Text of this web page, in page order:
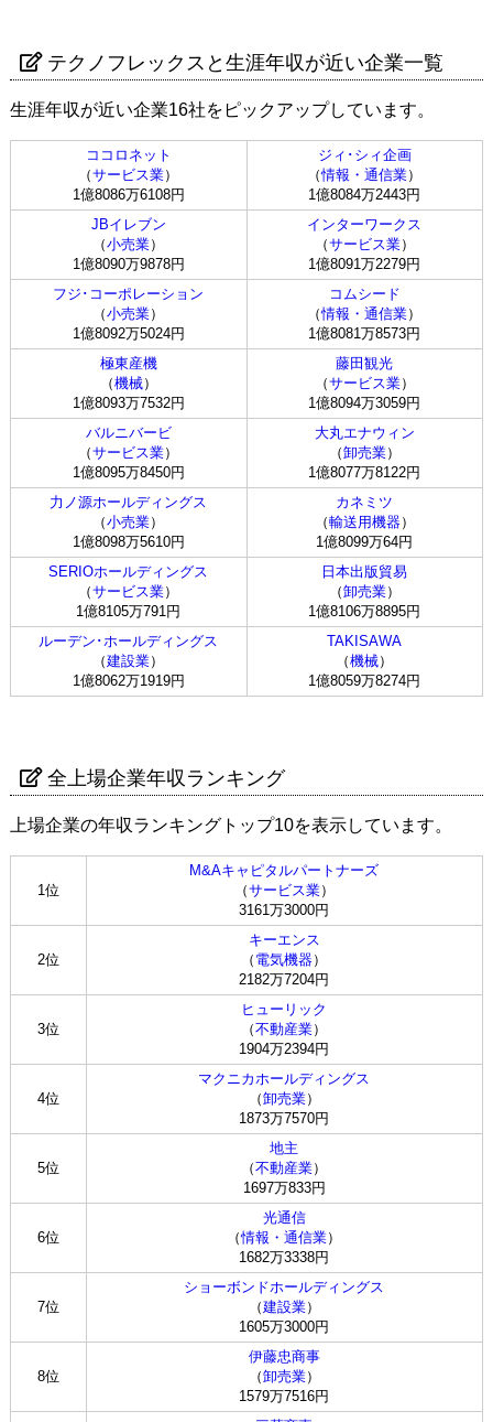
テクノフレックスと生涯年収が近い企業一覧
生涯年収が近い企業16社をピックアップしています。
ココロネット
（サービス業）
1億8086万6108円
ジィ･シィ企画
（情報・通信業）
1億8084万2443円
JBイレブン
（小売業）
1億8090万9878円
インターワークス
（サービス業）
1億8091万2279円
フジ･コーポレーション
（小売業）
1億8092万5024円
コムシード
（情報・通信業）
1億8081万8573円
極東産機
（機械）
1億8093万7532円
藤田観光
（サービス業）
1億8094万3059円
バルニバービ
（サービス業）
1億8095万8450円
大丸エナウィン
（卸売業）
1億8077万8122円
力ノ源ホールディングス
（小売業）
1億8098万5610円
カネミツ
（輸送用機器）
1億8099万64円
SERIOホールディングス
（サービス業）
1億8105万791円
日本出版貿易
（卸売業）
1億8106万8895円
ルーデン･ホールディングス
（建設業）
1億8062万1919円
TAKISAWA
（機械）
1億8059万8274円
全上場企業年収ランキング
上場企業の年収ランキングトップ10を表示しています。
1位
M&Aキャピタルパートナーズ
（サービス業）
3161万3000円
2位
キーエンス
（ 電気機器）
2182万7204円
3位
ヒューリック
（不動産業）
1904万2394円
4位
マクニカホールディングス
（卸売業）
1873万7570円
5位
地主
（不動産業）
1697万833円
6位
光通信
（情報・通信業）
1682万3338円
7位
ショーボンドホールディングス
（建設業）
1605万3000円
8位
伊藤忠商事
（卸売業）
1579万7516円